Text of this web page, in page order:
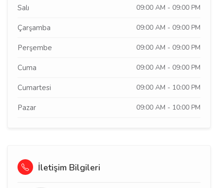
Salı 09:00 AM - 09:00 PM
Çarşamba 09:00 AM - 09:00 PM
Perşembe 09:00 AM - 09:00 PM
Cuma 09:00 AM - 09:00 PM
Cumartesi 09:00 AM - 10:00 PM
Pazar 09:00 AM - 10:00 PM
İletişim Bilgileri